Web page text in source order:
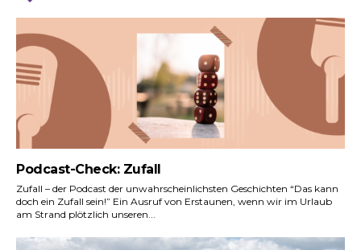
Podcast-Check: Zufall
Zufall – der Podcast der unwahrscheinlichsten Geschichten “Das kann
doch ein Zufall sein!” Ein Ausruf von Erstaunen, wenn wir im Urlaub
am Strand plötzlich unseren...